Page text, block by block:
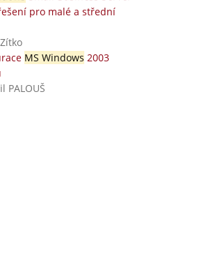
pro malé a střední
MS Windows 2003
PALOUŠ